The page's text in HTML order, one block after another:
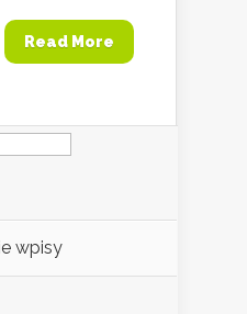
Read More
wpisy